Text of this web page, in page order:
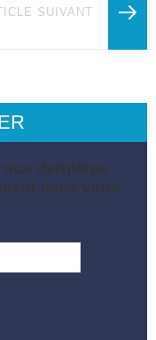
SUIVANT
dernières
dans votre